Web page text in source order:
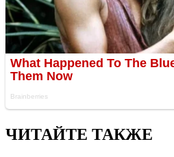
ЧИТАЙТЕ ТАКЖЕ